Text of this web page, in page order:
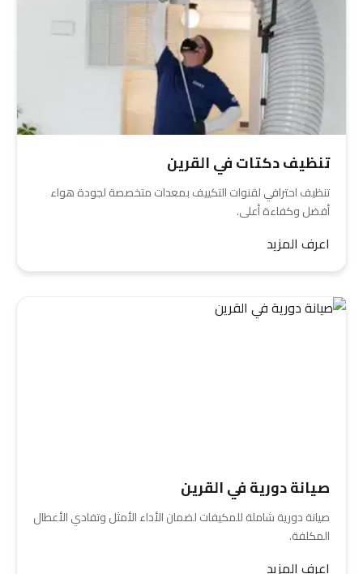
تنظيف دكتات في القرين
تنظيف احترافي لقنوات التكييف بمعدات متخصصة لجودة هواء
أفضل وكفاءة أعلى.
اعرف المزيد
صيانة دورية في القرين
صيانة دورية شاملة للمكيفات لضمان الأداء الأمثل وتفادي الأعطال
المكلفة.
اعرف المزيد